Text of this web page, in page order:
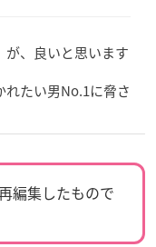
、良いと思います
たい男No.1に脅さ
編集したもので